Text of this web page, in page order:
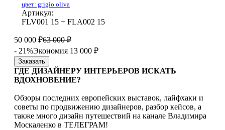
цвет: grigio oliva
Артикул:
FLV001 15 + FLA002 15
50 000 ₽63 000 ₽
- 21%Экономия 13 000 ₽
Заказать
ГДЕ ДИЗАЙНЕРУ ИНТЕРЬЕРОВ ИСКАТЬ
ВДОХНОВЕНИЕ?
Обзоры последних европейских выставок, лайфхаки и
советы по продвижению дизайнеров, разбор кейсов, а
также много дизайн путешествий на канале Владимира
Москаленко в ТЕЛЕГРАМ!